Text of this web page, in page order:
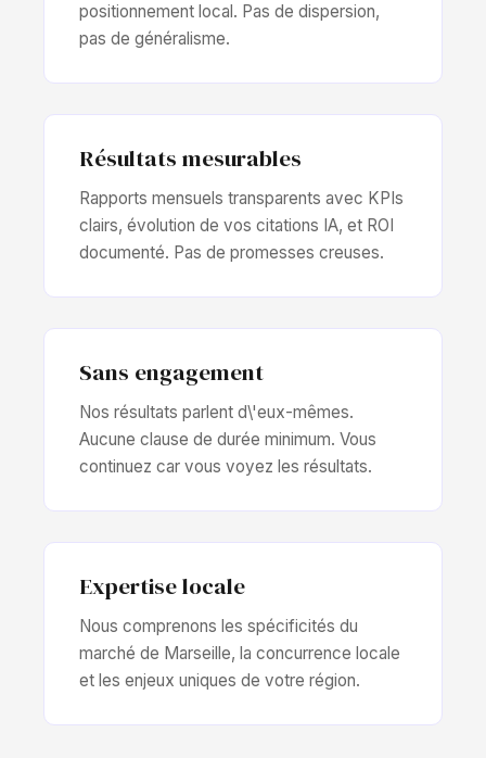
positionnement local. Pas de dispersion,
pas de généralisme.
Résultats mesurables
Rapports mensuels transparents avec KPIs
clairs, évolution de vos citations IA, et ROI
documenté. Pas de promesses creuses.
Sans engagement
Nos résultats parlent d\'eux-mêmes.
Aucune clause de durée minimum. Vous
continuez car vous voyez les résultats.
Expertise locale
Nous comprenons les spécificités du
marché de Marseille, la concurrence locale
et les enjeux uniques de votre région.